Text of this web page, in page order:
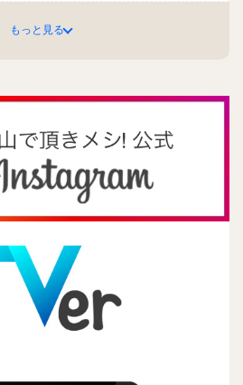
もっと見る